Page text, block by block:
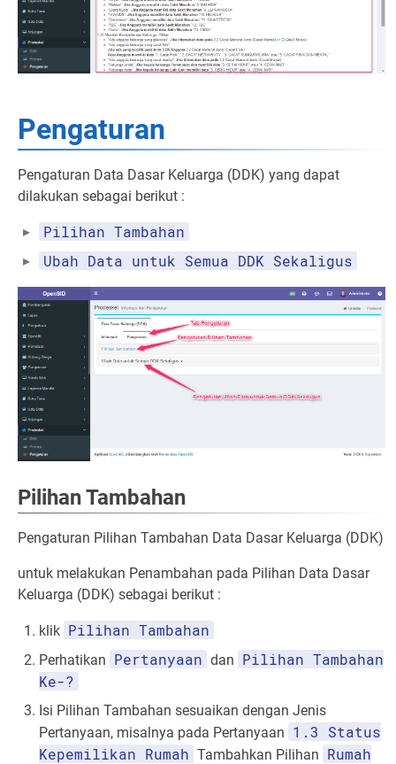
Pengaturan
Pengaturan Data Dasar Keluarga (DDK) yang dapat
dilakukan sebagai berikut :
Pilihan Tambahan
Ubah Data untuk Semua DDK Sekaligus
Pilihan Tambahan
Pengaturan Pilihan Tambahan Data Dasar Keluarga (DDK)
untuk melakukan Penambahan pada Pilihan Data Dasar
Keluarga (DDK) sebagai berikut :
klik Pilihan Tambahan
Perhatikan Pertanyaan dan Pilihan Tambahan
Ke-?
Isi Pilihan Tambahan sesuaikan dengan Jenis
Pertanyaan, misalnya pada Pertanyaan 1.3 Status
Kepemilikan Rumah Tambahkan Pilihan Rumah